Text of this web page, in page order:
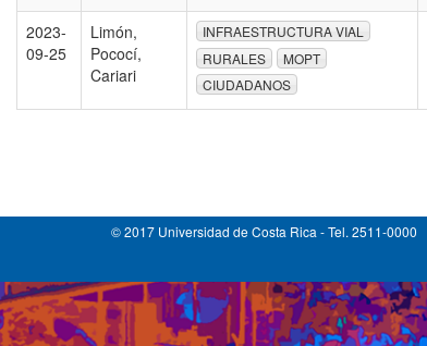
2023-
09-25
Limón,
Pococí,
Cariari
INFRAESTRUCTURA VIAL
RURALES
MOPT
CIUDADANOS
© 2017 Universidad de Costa Rica - Tel. 2511-0000